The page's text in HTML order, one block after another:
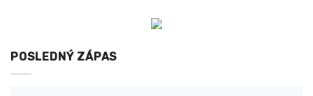
POSLEDNÝ ZÁPAS